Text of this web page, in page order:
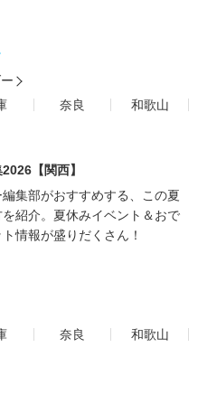
奈良
和歌山
【関西】
集部がおすすめする、この夏
紹介。夏休みイベント＆おで
情報が盛りだくさん！
奈良
和歌山